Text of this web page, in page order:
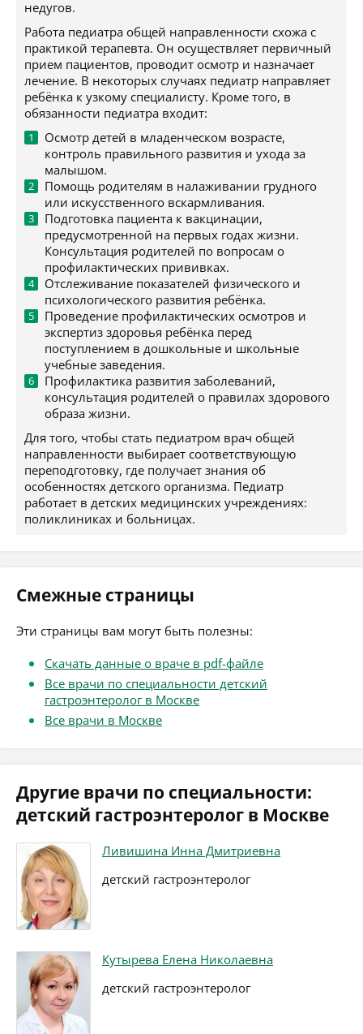
недугов.
Работа педиатра общей направленности схожа с
практикой терапевта. Он осуществляет первичный
прием пациентов, проводит осмотр и назначает
лечение. В некоторых случаях педиатр направляет
ребёнка к узкому специалисту. Кроме того, в
обязанности педиатра входит:
Осмотр детей в младенческом возрасте,
контроль правильного развития и ухода за
малышом.
Помощь родителям в налаживании грудного
или искусственного вскармливания.
Подготовка пациента к вакцинации,
предусмотренной на первых годах жизни.
Консультация родителей по вопросам о
профилактических прививках.
Отслеживание показателей физического и
психологического развития ребёнка.
Проведение профилактических осмотров и
экспертиз здоровья ребёнка перед
поступлением в дошкольные и школьные
учебные заведения.
Профилактика развития заболеваний,
консультация родителей о правилах здорового
образа жизни.
Для того, чтобы стать педиатром врач общей
направленности выбирает соответствующую
переподготовку, где получает знания об
особенностях детского организма. Педиатр
работает в детских медицинских учреждениях:
поликлиниках и больницах.
Смежные страницы
Эти страницы вам могут быть полезны:
Скачать данные о враче в pdf-файле
Все врачи по специальности детский
гастроэнтеролог в Москве
Все врачи в Москве
Другие врачи по специальности:
детский гастроэнтеролог в Москве
Ливишина Инна Дмитриевна
детский гастроэнтеролог
Кутырева Елена Николаевна
детский гастроэнтеролог